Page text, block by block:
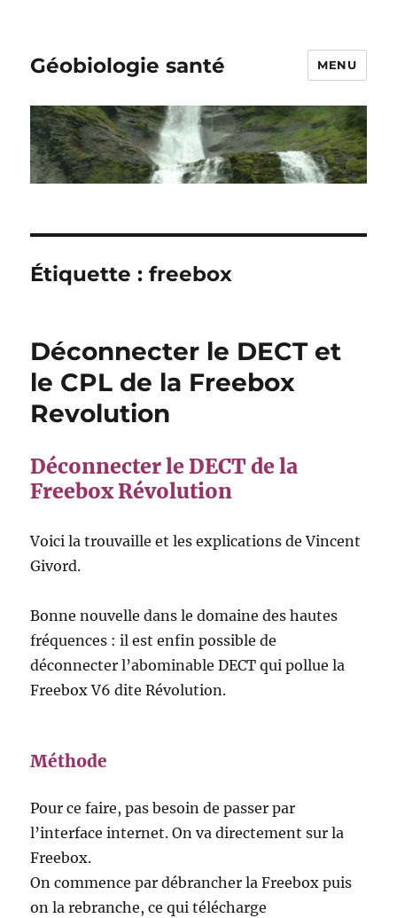
Géobiologie santé MENU
Étiquette :freebox
Déconnecter le DECT et
le CPL de la Freebox
Revolution
Déconnecter le DECT de la
Freebox Révolution
Voici la trouvaille et les explications de Vincent
Givord.
Bonne nouvelle dans le domaine des hautes
fréquences : il est enfin possible de
déconnecter l’abominable DECT qui pollue la
Freebox V6 dite Révolution.
Méthode
Pour ce faire, pas besoin de passer par
l’interface internet. On va directement sur la
Freebox.
On commence par débrancher la Freebox puis
on la rebranche, ce qui télécharge